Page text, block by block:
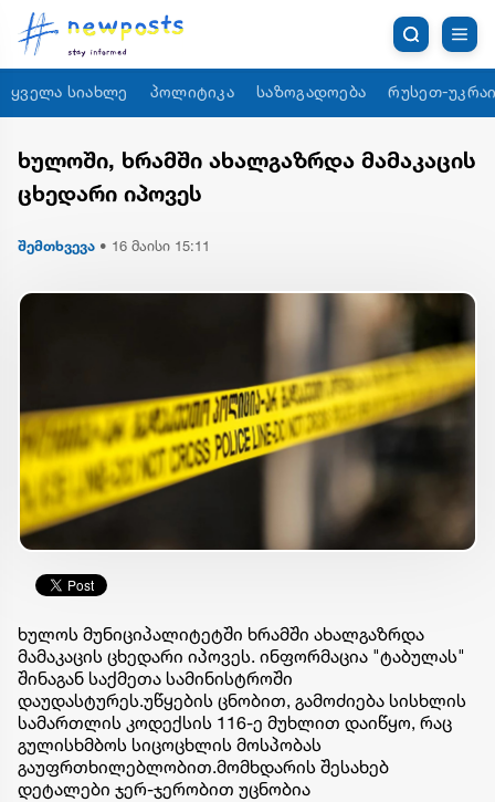
ყველა სიახლე პოლიტიკა საზოგადოება რუსეთ-
ხულოში, ხრამში ახალგაზრდა მამაკაცის
ცხედარი იპოვეს
შემთხვევა • 16 მაისი 15:11
ხულოს მუნიციპალიტეტში ხრამში ახალგაზრდა
მამაკაცის ცხედარი იპოვეს. ინფორმაცია "ტაბულას"
შინაგან საქმეთა სამინისტროში
დაუდასტურეს.უწყების ცნობით, გამოძიება სისხლის
სამართლის კოდექსის 116-ე მუხლით დაიწყო, რაც
გულისხმბოს სიცოცხლის მოსპობას
გაუფრთხილებლობით.მომხდარის შესახებ
დეტალები ჯერ-ჯერობით უცნობია